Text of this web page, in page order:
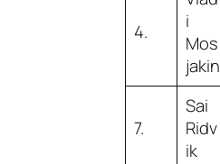
4.
i
Mos
jakin
7.
Sai
Ridv
ik